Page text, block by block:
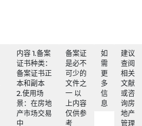
内容 1.备案
证书种类：
备案证书正
本和副本
2.使用场
景：在房地
产市场交易
中
备案证
是必不
可少的
文件之
一 以
上内容
仅供参
考
如
需
更
多
信
息
建议
查阅
相关
文献
或咨
询房
地产
管理